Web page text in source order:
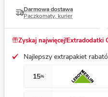
Darmowa dostawa
Paczkomaty, kurier
Zyskaj najwięcej!Extradodatki
Najlepszy extrapakiet
15%